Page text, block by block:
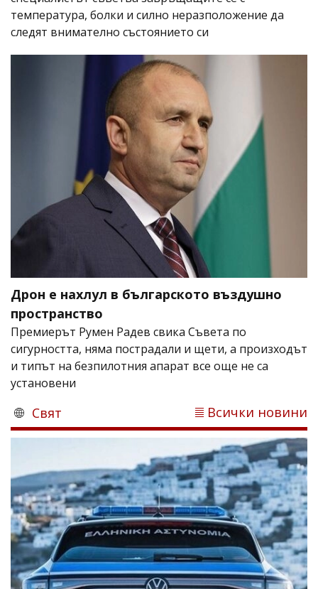
температура, болки и силно неразположение да
следят внимателно състоянието си
Дрон е нахлул в българското въздушно
пространство
Премиерът Румен Радев свика Съвета по
сигурността, няма пострадали и щети, а произходът
и типът на безпилотния апарат все още не са
установени
Свят Всички новини